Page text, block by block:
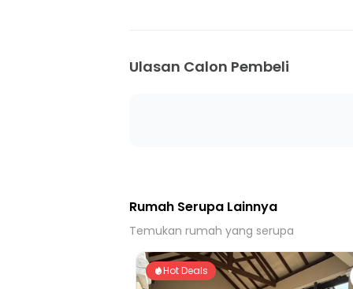
Ulasan Calon Pembeli
Rumah Serupa Lainnya
Temukan rumah yang serupa
Hot Deals